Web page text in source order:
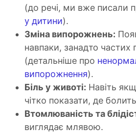
(до речі, ми вже писали
у дитини).
Зміна випорожнень:
навпаки, занадто частих
(детальніше про
випорожнення).
Біль у животі: Навіть
чітко показати, де
Втомлюваність та
виглядає млявою.